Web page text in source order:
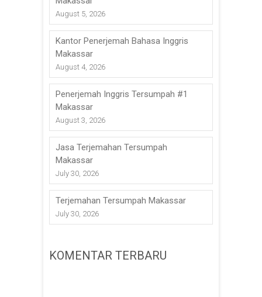
August 5, 2026
Kantor Penerjemah Bahasa Inggris
Makassar
August 4, 2026
Penerjemah Inggris Tersumpah #1
Makassar
August 3, 2026
Jasa Terjemahan Tersumpah
Makassar
July 30, 2026
Terjemahan Tersumpah Makassar
July 30, 2026
KOMENTAR TERBARU